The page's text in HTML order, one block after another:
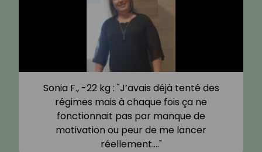
Sonia F., -22 kg : "J’avais déjà tenté des
régimes mais à chaque fois ça ne
fonctionnait pas par manque de
motivation ou peur de me lancer
réellement.…"